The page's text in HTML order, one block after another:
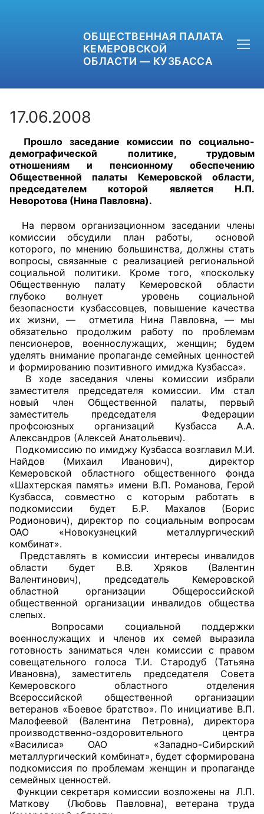
ОБЩЕСТВЕННАЯ ПАЛАТА
КЕМЕРОВСКОЙ
ОБЛАСТИ — КУЗБАССА
+7 (3842) 58-82-40
OPKO42@BK.RU
ОБРАТНАЯ СВЯЗЬ
Главная
Общественные советы
Общественные советы при территориальных
органах федеральных органов
исполнительной власти
Общественные советы по проведению
независимой оценки качества условий
оказания услуг
О Палате
Структура Палаты
Комиссии
Экспертный совет ОП КО
Совет ОП КО
Общественный штаб
Члены ОП КО
Документы ОП КО
Регламент ОП КО
Кодекс этики ОП КО
Положения
Соглашения
Рекомендации
Порядок работы ЦОН
Аппарат ОП КО
17.06.2008
Прошло заседание комиссии по социально-
демографической политике, трудовым
отношениям и пенсионному обеспечению
Общественной палаты Кемеровской области,
председателем которой является Н.П.
Неворотова (Нина Павловна).
На первом организационном заседании члены
комиссии обсудили план работы, основой
которого, по мнению большинства, должны стать
вопросы, связанные с реализацией региональной
социальной политики. Кроме того, «поскольку
Общественную палату Кемеровской области
глубоко волнует уровень социальной
безопасности кузбассовцев, повышение качества
их жизни, — отметила Нина Павловна, — мы
обязательно продолжим работу по проблемам
пенсионеров, военнослужащих, женщин; будем
уделять внимание пропаганде семейных ценностей
и формированию позитивного имиджа Кузбасса».
В ходе заседания члены комиссии избрали
заместителя председателя комиссии. Им стал
новый член Общественной палаты, первый
заместитель председателя Федерации
профсоюзных организаций Кузбасса А.А.
Александров (Алексей Анатольевич).
Подкомиссию по имиджу Кузбасса возглавил М.И.
Найдов (Михаил Иванович), директор
Кемеровской областного общественного фонда
«Шахтерская память» имени В.П. Романова, Герой
Кузбасса, совместно с которым работать в
подкомиссии будет Б.Р. Махалов (Борис
Родионович), директор по социальным вопросам
ОАО «Новокузнецкий металлургический
комбинат».
Представлять в комиссии интересы инвалидов
области будет В.В. Хряков (Валентин
Валентинович), председатель Кемеровской
областной организации Общероссийской
общественной организации инвалидов общества
слепых.
Вопросами социальной поддержки
военнослужащих и членов их семей выразила
готовность заниматься член комиссии с правом
совещательного голоса Т.И. Стародуб (Татьяна
Ивановна), заместитель председателя Совета
Кемеровского областного отделения
Всероссийской общественной организации
ветеранов «Боевое братство». По инициативе В.П.
Малофеевой (Валентина Петровна), директора
производственно-оздоровительного центра
«Василиса» ОАО «Западно-Сибирский
металлургический комбинат», будет сформирована
подкомиссия по проблемам женщин и пропаганде
семейных ценностей.
Функции секретаря комиссии возложены на Л.П.
Маткову (Любовь Павловна), ветерана труда